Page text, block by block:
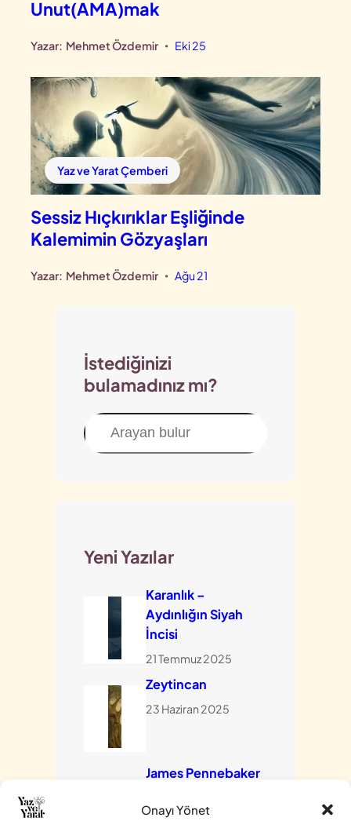
Onayı Yönet
Unut(AMA)mak
Yazar: Mehmet Özdemir • Eki 25
Yaz ve Yarat Çemberi
Sessiz Hıçkırıklar Eşliğinde
Kalemimin Gözyaşları
Yazar: Mehmet Özdemir • Ağu 21
İstediğinizi
bulamadınız mı?
Ara
Yeni Yazılar
Karanlık –
Aydınlığın Siyah
İncisi
21 Temmuz 2025
Zeytincan
23 Haziran 2025
James Pennebaker
9 Nisan 2025